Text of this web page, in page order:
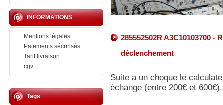
INFORMATIONS
Mentions légales
Paiements sécurisés
Tarif livraison
cgv
Tags
285552502R A3C10103700
déclenchement
Suite a un choque le
échange (entre 200€ et 600€).